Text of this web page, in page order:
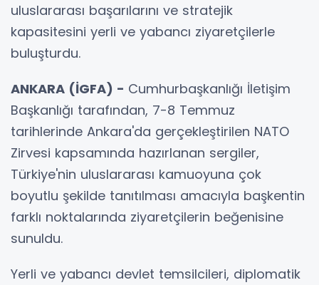
uluslararası başarılarını ve stratejik
kapasitesini yerli ve yabancı ziyaretçilerle
buluşturdu.
ANKARA (İGFA) - Cumhurbaşkanlığı İletişim
Başkanlığı tarafından, 7-8 Temmuz
tarihlerinde Ankara'da gerçekleştirilen NATO
Zirvesi kapsamında hazırlanan sergiler,
Türkiye'nin uluslararası kamuoyuna çok
boyutlu şekilde tanıtılması amacıyla başkentin
farklı noktalarında ziyaretçilerin beğenisine
sunuldu.
Yerli ve yabancı devlet temsilcileri, diplomatik